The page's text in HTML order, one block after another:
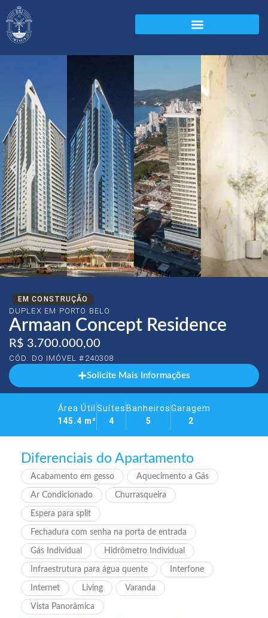
EM CONSTRUÇÃO
DUPLEX EM PORTO BELO
Armaan Concept Residence
R$ 3.700.000,00
CÓD. DO IMÓVEL #240308
Solicite Mais Informações
Área Útil
145.4 m²
Suítes
4
Banheiros
5
Garagem
2
Diferenciais do Apartamento
Acabamento em gesso Aquecimento a Gás
Ar Condicionado Churrasqueira
Espera para split
Fechadura com senha na porta de entrada
Gás Individual Hidrômetro Individual
Infraestrutura para água quente Interfone
Internet Living Varanda
Vista Panorâmica